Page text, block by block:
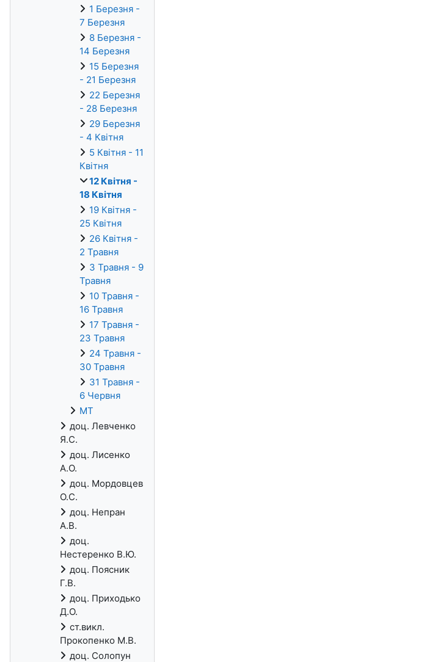
1 Березня -
7 Березня
8 Березня -
14 Березня
15 Березня
- 21 Березня
22 Березня
- 28 Березня
29 Березня
- 4 Квітня
5 Квітня - 11
Квітня
12 Квітня -
18 Квітня
19 Квітня -
25 Квітня
26 Квітня -
2 Травня
3 Травня - 9
Травня
10 Травня -
16 Травня
17 Травня -
23 Травня
24 Травня -
30 Травня
31 Травня -
6 Червня
МТ
доц. Левченко
Я.С.
доц. Лисенко
А.О.
доц. Мордовцев
О.С.
доц. Непран
А.В.
доц.
Нестеренко В.Ю.
доц. Поясник
Г.В.
доц. Приходько
Д.О.
ст.викл.
Прокопенко М.В.
доц. Солопун